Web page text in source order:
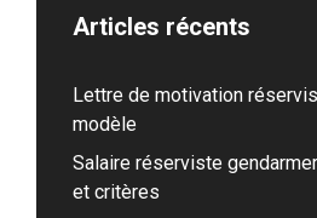
Articles récents
Lettre de motivation
modèle
Salaire réserviste
et critères